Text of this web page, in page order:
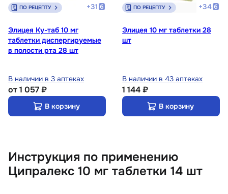
ПО РЕЦЕПТУ +31
Элицея Ку-таб 10 мг
таблетки диспергируемые
в полости рта 28 шт
В наличии в 3 аптеках
от1 057 ₽
В корзину
ПО РЕЦЕПТУ +34
Элицея 10 мг таблетки 28
шт
В наличии в 43 аптеках
1 144 ₽
В корзину
Инструкция по применению
Ципралекс 10 мг таблетки 14 шт